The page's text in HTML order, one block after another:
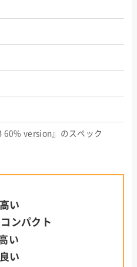
60% version』のスペック
い
ンパクト
い
い